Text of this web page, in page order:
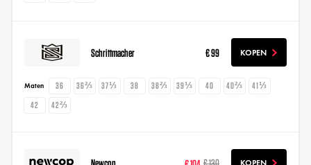
Schrittmacher € 99 KOPEN
Maten 36 36⅔ 37⅓ 38 38⅔ 39⅓ 40 40⅔
41⅓
42
42⅔
Newcop € 130